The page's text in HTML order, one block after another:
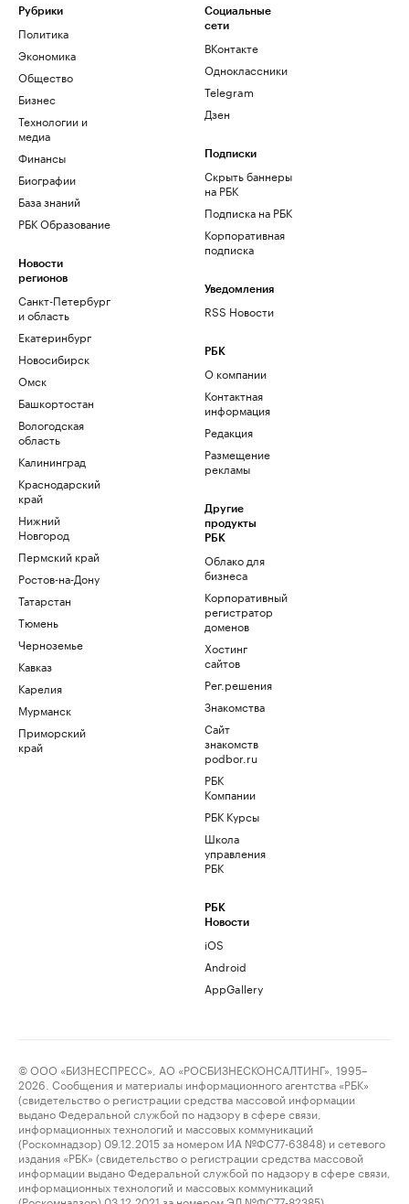
Рубрики
Политика
Экономика
Общество
Бизнес
Технологии и
медиа
Финансы
Биографии
База знаний
РБК Образование
Новости
регионов
Санкт-Петербург
и область
Екатеринбург
Новосибирск
Омск
Башкортостан
Вологодская
область
Калининград
Краснодарский
край
Нижний
Новгород
Пермский край
Ростов-на-Дону
Татарстан
Тюмень
Черноземье
Кавказ
Карелия
Мурманск
Приморский
край
Социальные
сети
ВКонтакте
Одноклассники
Telegram
Дзен
Подписки
Скрыть баннеры
на РБК
Подписка на РБК
Корпоративная
подписка
Уведомления
RSS Новости
РБК
О компании
Контактная
информация
Редакция
Размещение
рекламы
Другие
продукты
РБК
Облако для
бизнеса
Корпоративный
регистратор
доменов
Хостинг
сайтов
Рег.решения
Знакомства
Сайт
знакомств
podbor.ru
РБК
Компании
РБК Курсы
Школа
управления
РБК
РБК
Новости
iOS
Android
AppGallery
© ООО «БИЗНЕСПРЕСС», АО «РОСБИЗНЕСКОНСАЛТИНГ», 1995–
2026. Сообщения и материалы информационного агентства «РБК»
(свидетельство о регистрации средства массовой информации
выдано Федеральной службой по надзору в сфере связи,
информационных технологий и массовых коммуникаций
(Роскомнадзор) 09.12.2015 за номером ИА №ФС77-63848) и сетевого
издания «РБК» (свидетельство о регистрации средства массовой
информации выдано Федеральной службой по надзору в сфере связи,
информационных технологий и массовых коммуникаций